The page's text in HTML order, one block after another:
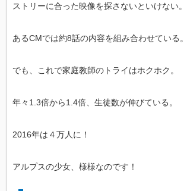
ストリーに合った映像を探さないといけない。
あるCMでは約8話の内容を組み合わせている。
でも、これで家庭教師のトライはホクホク。
年々1.3倍から1.4倍、生徒数が伸びている。
2016年は４万人に！
アルプスの少女、様様なのです！